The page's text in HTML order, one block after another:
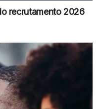
recrutamento 2026